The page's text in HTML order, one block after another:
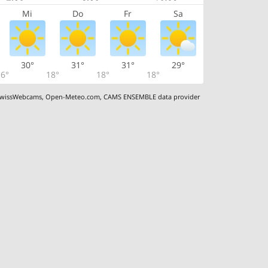
Mi Do Fr Sa
30°
18°
31°
18°
31°
18°
29°
,Open-Meteo.com,CAMS ENSEMBLE data provider